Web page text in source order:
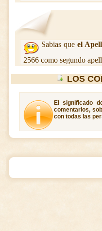
Sabias que el
2566 como segundo
LOS
El significado
comentarios,
con todas las